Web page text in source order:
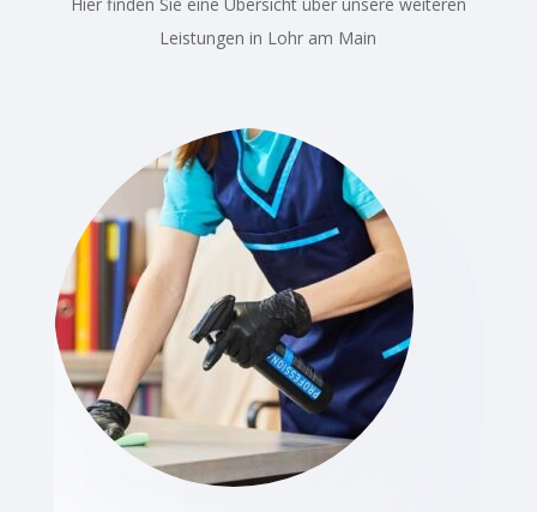
Hier finden Sie eine Übersicht über unsere weiteren
Leistungen in Lohr am Main